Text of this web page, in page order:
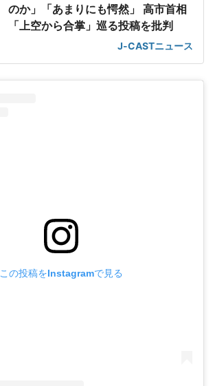
のか」「あまりにも愕然」 高市首相
「上空から合掌」巡る投稿を批判
J-CASTニュース
この投稿をInstagramで見る